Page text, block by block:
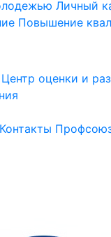
Личный
Повышение
Центр оценки и
Контакты